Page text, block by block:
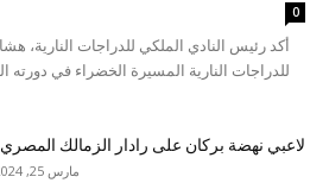
0
لاعبي نهضة بركان على رادار الزمالك المصري
مارس 25, 2024 16:04